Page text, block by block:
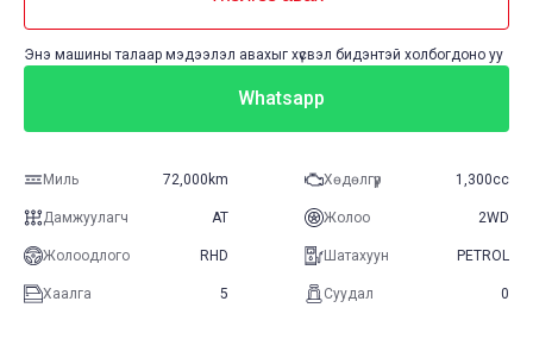
Энэ машины талаар мэдээлэл авахыг хүсвэл бидэнтэй холбогдоно уу
Whatsapp
Миль 72,000km Хөдөлгүүр 1,300cc
Дамжуулагч AT Жолоо 2WD
Жолоодлого RHD Шатахуун PETROL
Хаалга 5 Суудал 0